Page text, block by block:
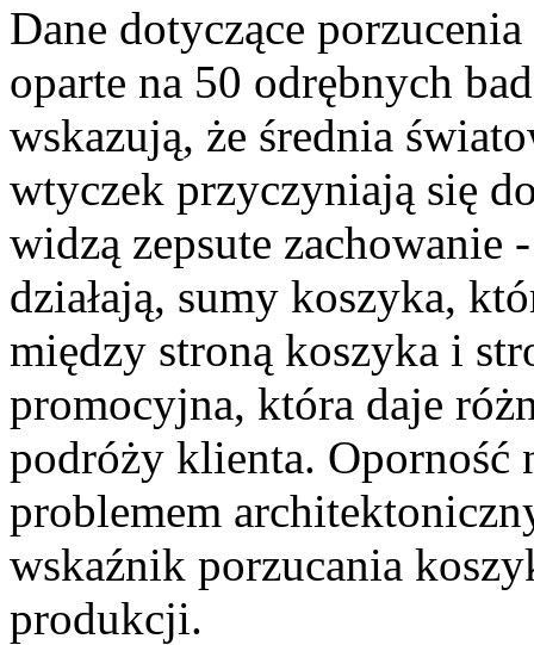
Dane dotyczące
oparte na 50 odrębnych
wskazują, że średnia
wtyczek przyczyniają się
widzą zepsute
działają, sumy koszyka,
między stroną koszyka i
promocyjna, która daje
podróży klienta.
problemem
wskaźnik porzucania
produkcji.